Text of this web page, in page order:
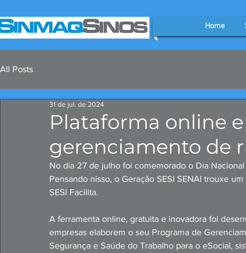
Home
All Posts
Plataforma online
gerenciamento de
31 de jul. de 2024
No dia 27 de julho foi comemorado o Dia
Pensando nisso, o Geração SESI SENAI trouxe
SESI Facilita.
A ferramenta online, gratuita e inovadora foi
empresas elaborem o seu Programa de
Segurança e Saúde do Trabalho para o eSocial,